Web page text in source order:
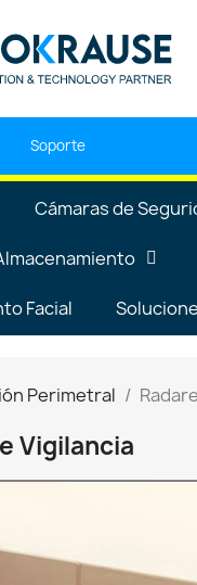
Soporte
Cámaras de
Facial
Perimetral
Vigilancia